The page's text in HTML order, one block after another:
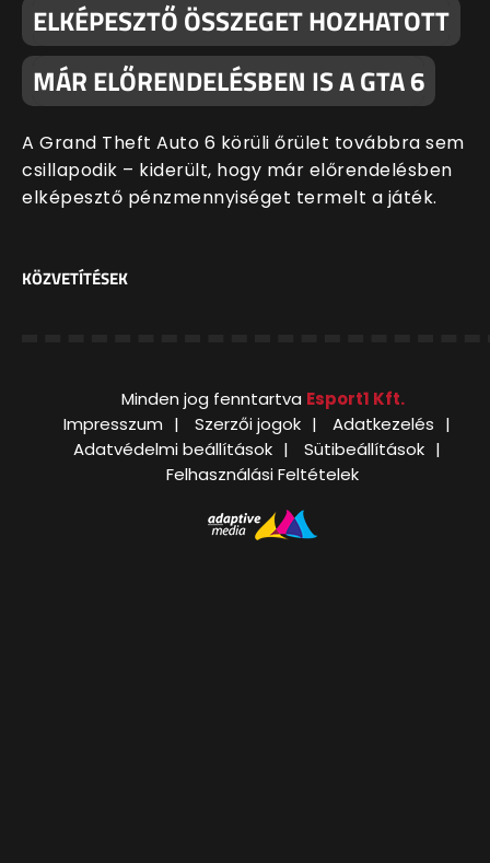
ELKÉPESZTŐ ÖSSZEGET HOZHATOTT
MÁR ELŐRENDELÉSBEN IS A GTA 6
A Grand Theft Auto 6 körüli őrület továbbra sem
csillapodik – kiderült, hogy már előrendelésben
elképesztő pénzmennyiséget termelt a játék.
KÖZVETÍTÉSEK
Minden jog fenntartva Esport1 Kft.
Impresszum
Szerzői jogok
Adatkezelés
Adatvédelmi beállítások
Sütibeállítások
Felhasználási Feltételek